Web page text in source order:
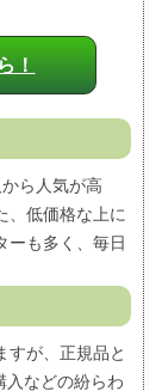
！
ら人気が高
、低価格な上に
ーも多く、毎日
すが、正規品と
などの紛らわ